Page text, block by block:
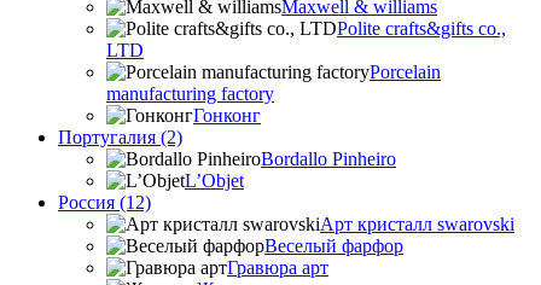
Maxwell & williams
Polite crafts&gifts co.,
LTD
Porcelain
manufacturing factory
Гонконг
Португалия (2)
Bordallo Pinheiro
L’Objet
Россия (12)
Арт кристалл swarovski
Веселый фарфор
Гравюра арт